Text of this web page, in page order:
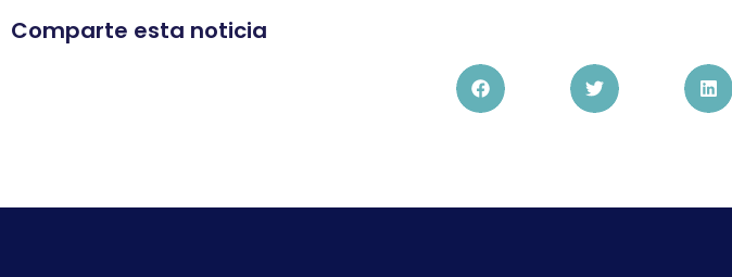
Comparte esta noticia